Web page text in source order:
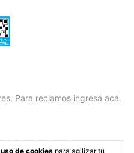
de cookies para agilizar tu
Para reclamos ingresá acá.
Todos los derechos